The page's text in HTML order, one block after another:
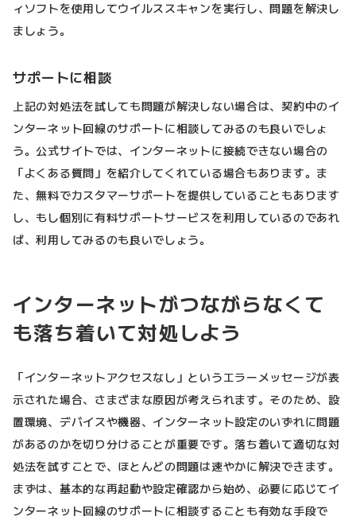
ィソフトを使用してウイルススキャンを実行し、問題を解決し
ましょう。
サポートに相談
上記の対処法を試しても問題が解決しない場合は、契約中のイ
ンターネット回線のサポートに相談してみるのも良いでしょ
う。公式サイトでは、インターネットに接続できない場合の
「よくある質問」を紹介してくれている場合もあります。ま
た、無料でカスタマーサポートを提供していることもあります
し、もし個別に有料サポートサービスを利用しているのであれ
ば、利用してみるのも良いでしょう。
インターネットがつながらなくて
も落ち着いて対処しよう
「インターネットアクセスなし」というエラーメッセージが表
示された場合、さまざまな原因が考えられます。そのため、設
置環境、デバイスや機器、インターネット設定のいずれに問題
があるのかを切り分けることが重要です。落ち着いて適切な対
処法を試すことで、ほとんどの問題は速やかに解決できます。
まずは、基本的な再起動や設定確認から始め、必要に応じてイ
ンターネット回線のサポートに相談することも有効な手段で